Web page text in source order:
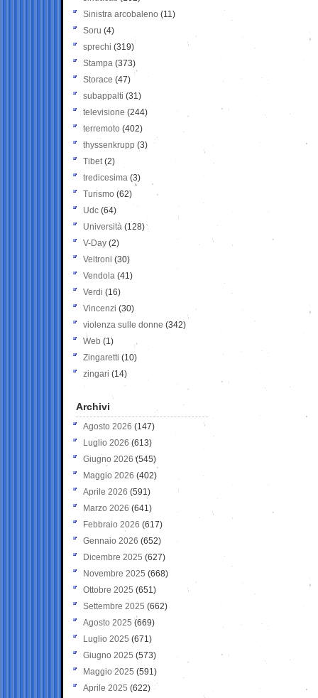
Sinistra arcobaleno (11)
Soru (4)
sprechi (319)
Stampa (373)
Storace (47)
subappalti (31)
televisione(244)
terremoto (402)
thyssenkrupp (3)
Tibet(2)
tredicesima (3)
Turismo (62)
Udc (64)
Università (128)
V-Day (2)
Veltroni (30)
Vendola (41)
Verdi (16)
Vincenzi (30)
violenza sulle donne (342)
Web (1)
Zingaretti (10)
zingari (14)
Archivi
Agosto 2026 (147)
Luglio 2026 (613)
Giugno 2026 (545)
Maggio 2026 (402)
Aprile 2026 (591)
Marzo 2026 (641)
Febbraio 2026 (617)
Gennaio 2026 (652)
Dicembre 2025 (627)
Novembre 2025 (668)
Ottobre 2025 (651)
Settembre 2025 (662)
Agosto 2025 (669)
Luglio 2025 (671)
Giugno 2025 (573)
Maggio 2025 (591)
Aprile 2025 (622)